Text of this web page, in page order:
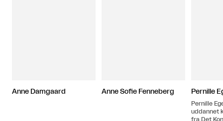
Anne Damgaard Anne Sofie Fenneberg Pernille
Pernille
uddannet
fra Det